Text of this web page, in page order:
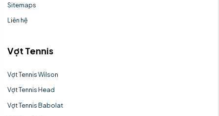
Sitemaps
Liên hệ
Vợt Tennis
Vợt Tennis Wilson
Vợt Tennis Head
Vợt Tennis Babolat